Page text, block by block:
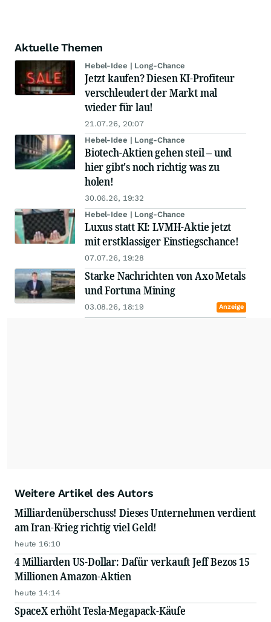
Aktuelle Themen
Hebel-Idee | Long-Chance
Jetzt kaufen? Diesen KI-Profiteur
verschleudert der Markt mal
wieder für lau!
21.07.26, 20:07
Hebel-Idee | Long-Chance
Biotech-Aktien gehen steil – und
hier gibt's noch richtig was zu
holen!
30.06.26, 19:32
Hebel-Idee | Long-Chance
Luxus statt KI: LVMH-Aktie jetzt
mit erstklassiger Einstiegschance!
07.07.26, 19:28
Starke Nachrichten von Axo Metals
und Fortuna Mining
03.08.26, 18:19 Anzeige
Weitere Artikel des Autors
Milliardenüberschuss! Dieses Unternehmen verdient
am Iran-Krieg richtig viel Geld!
heute 16:10
4 Milliarden US-Dollar: Dafür verkauft Jeff Bezos 15
Millionen Amazon-Aktien
heute 14:14
SpaceX erhöht Tesla-Megapack-Käufe